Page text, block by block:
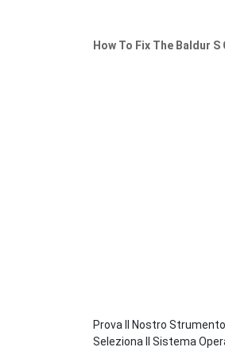
How To Fix The Baldur S
Prova Il Nostro
Seleziona Il Sistema